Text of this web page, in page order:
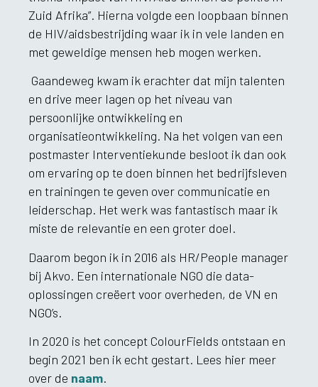
Zuid Afrika”. Hierna volgde een loopbaan binnen
de HIV/aidsbestrijding waar ik in vele landen en
met geweldige mensen heb mogen werken.
Gaandeweg kwam ik erachter dat mijn talenten
en drive meer lagen op het niveau van
persoonlijke ontwikkeling en
organisatieontwikkeling. Na het volgen van een
postmaster Interventiekunde besloot ik dan ook
om ervaring op te doen binnen het bedrijfsleven
en trainingen te geven over communicatie en
leiderschap. Het werk was fantastisch maar ik
miste de relevantie en een groter doel.
Daarom begon ik in 2016 als HR/People manager
bij Akvo. Een internationale NGO die data-
oplossingen creëert voor overheden, de VN en
NGO’s.
In 2020 is het concept ColourFields ontstaan en
begin 2021 ben ik echt gestart. Lees hier meer
over de naam.